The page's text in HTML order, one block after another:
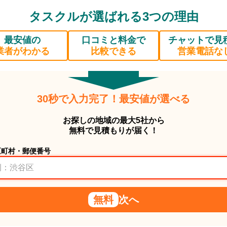
タスクルが選ばれる3つの理由
最安値の
者がわかる
口コミと料金で
比較できる
チャットで見
営業電話な
30秒で入力完了！最安値が選べる
お探しの地域の最大5社から
無料で見積もりが届く！
村・郵便番号
無料 次へ